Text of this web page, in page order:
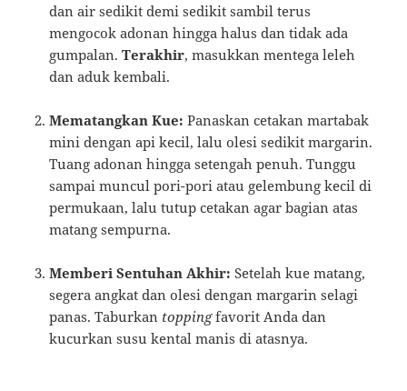
dan air sedikit demi sedikit sambil terus
mengocok adonan hingga halus dan tidak ada
gumpalan.Terakhir, masukkan mentega leleh
dan aduk kembali.
Mematangkan Kue: Panaskan cetakan martabak
mini dengan api kecil, lalu olesi sedikit margarin.
Tuang adonan hingga setengah penuh. Tunggu
sampai muncul pori-pori atau gelembung kecil di
permukaan, lalu tutup cetakan agar bagian atas
matang sempurna.
Memberi Sentuhan Akhir: Setelah kue matang,
segera angkat dan olesi dengan margarin selagi
panas. Taburkan toppingfavorit Anda dan
kucurkan susu kental manis di atasnya.